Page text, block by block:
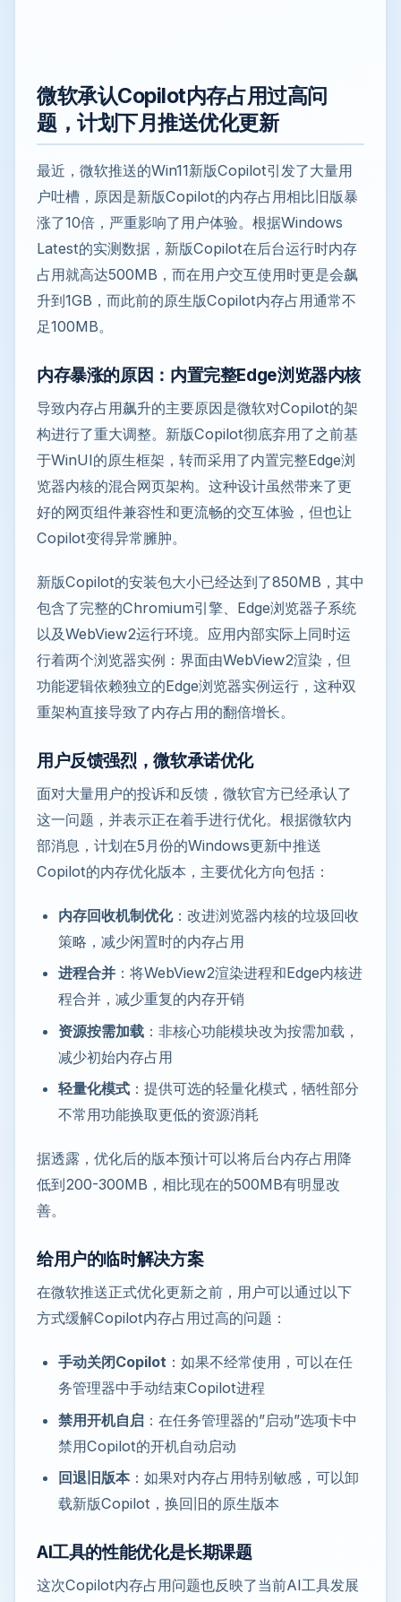
微软承认Copilot内存占用过高问
题，计划下月推送优化更新
最近，微软推送的Win11新版Copilot引发了大量用
户吐槽，原因是新版Copilot的内存占用相比旧版暴
涨了10倍，严重影响了用户体验。根据Windows
Latest的实测数据，新版Copilot在后台运行时内存
占用就高达500MB，而在用户交互使用时更是会飙
升到1GB，而此前的原生版Copilot内存占用通常不
足100MB。
内存暴涨的原因：内置完整Edge浏览器内核
导致内存占用飙升的主要原因是微软对Copilot的架
构进行了重大调整。新版Copilot彻底弃用了之前基
于WinUI的原生框架，转而采用了内置完整Edge浏
览器内核的混合网页架构。这种设计虽然带来了更
好的网页组件兼容性和更流畅的交互体验，但也让
Copilot变得异常臃肿。
新版Copilot的安装包大小已经达到了850MB，其中
包含了完整的Chromium引擎、Edge浏览器子系统
以及WebView2运行环境。应用内部实际上同时运
行着两个浏览器实例：界面由WebView2渲染，但
功能逻辑依赖独立的Edge浏览器实例运行，这种双
重架构直接导致了内存占用的翻倍增长。
用户反馈强烈，微软承诺优化
面对大量用户的投诉和反馈，微软官方已经承认了
这一问题，并表示正在着手进行优化。根据微软内
部消息，计划在5月份的Windows更新中推送
Copilot的内存优化版本，主要优化方向包括：
内存回收机制优化：改进浏览器内核的垃圾回收
策略，减少闲置时的内存占用
进程合并 ：将WebView2渲染进程和Edge内核进
程合并，减少重复的内存开销
资源按需加载 ：非核心功能模块改为按需加载，
减少初始内存占用
轻量化模式 ：提供可选的轻量化模式，牺牲部分
不常用功能换取更低的资源消耗
据透露，优化后的版本预计可以将后台内存占用降
低到200-300MB，相比现在的500MB有明显改
善。
给用户的临时解决方案
在微软推送正式优化更新之前，用户可以通过以下
方式缓解Copilot内存占用过高的问题：
手动关闭Copilot ：如果不经常使用，可以在任
务管理器中手动结束Copilot进程
禁用开机自启 ：在任务管理器的”启动”选项卡中
禁用Copilot的开机自动启动
回退旧版本：如果对内存占用特别敏感，可以卸
载新版Copilot，换回旧的原生版本
AI工具的性能优化是长期课题
这次Copilot内存占用问题也反映了当前AI工具发展